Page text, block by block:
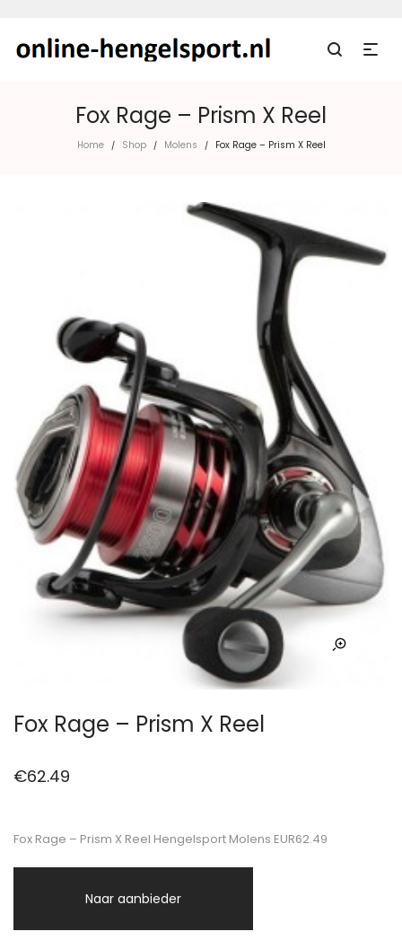
Fox Rage – Prism X Reel
Home / Shop / Molens / Fox Rage – Prism X Reel
Fox Rage – Prism X Reel
€62.49
Fox Rage – Prism X Reel Hengelsport Molens EUR62.49
Naar aanbieder